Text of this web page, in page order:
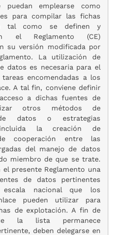
puedan emplearse como
para compilar las fichas
tal como se definen y
el Reglamento (CE)
su versión modificada por
La utilización de
datos es necesaria para el
encomendadas a los
A tal fin, conviene definir
a dichas fuentes de
otros métodos de
datos o estrategias
incluida la creación de
cooperación entre las
del manejo de datos
miembro de que se trate.
el presente Reglamento una
de datos pertinentes
nacional que los
pueden utilizar para
de explotación. A fin de
la lista permanece
deben delegarse en